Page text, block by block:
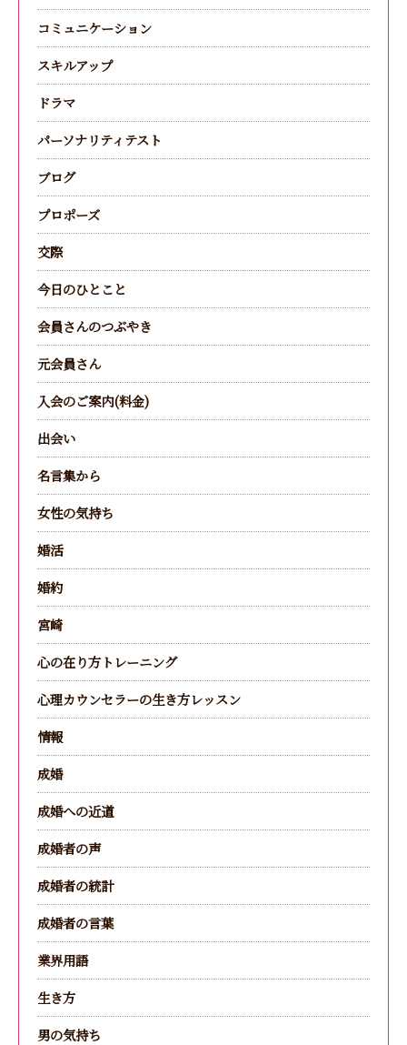
コミュニケーション
スキルアップ
ドラマ
パーソナリティテスト
ブログ
プロポーズ
交際
今日のひとこと
会員さんのつぶやき
元会員さん
入会のご案内(料金)
出会い
名言集から
女性の気持ち
婚活
婚約
宮崎
心の在り方トレーニング
心理カウンセラーの生き方レッスン
情報
成婚
成婚への近道
成婚者の声
成婚者の統計
成婚者の言葉
業界用語
生き方
男の気持ち